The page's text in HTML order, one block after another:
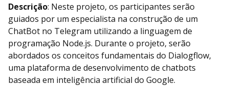
Descrição: Neste projeto, os participantes serão
guiados por um especialista na construção de um
ChatBot no Telegram utilizando a linguagem de
programação Node.js. Durante o projeto, serão
abordados os conceitos fundamentais do Dialogflow,
uma plataforma de desenvolvimento de chatbots
baseada em inteligência artificial do Google.